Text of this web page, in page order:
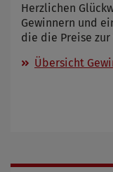
Herzlichen
Gewinnern und
die die Preise
Übersicht